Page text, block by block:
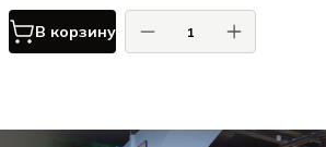
В корзину